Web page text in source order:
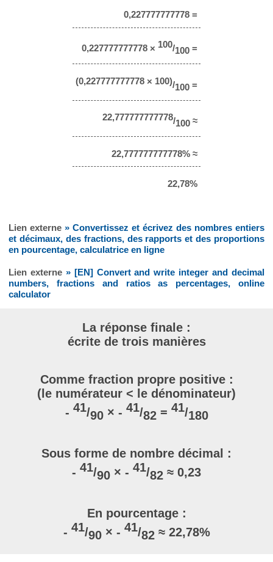
0,227777777778 =
0,227777777778 × 100/100 =
(0,227777777778 × 100)/100 =
22,777777777778/100 ≈
22,777777777778% ≈
22,78%
Lien externe » Convertissez et écrivez des nombres entiers
et décimaux, des fractions, des rapports et des proportions
en pourcentage, calculatrice en ligne
Lien externe » [EN] Convert and write integer and decimal
numbers, fractions and ratios as percentages, online
calculator
La réponse finale :
écrite de trois manières
Comme fraction propre positive :
(le numérateur < le dénominateur)
- 41/90× - 41/82 = 41/180
Sous forme de nombre décimal :
- 41/90 × - 41/82 ≈ 0,23
En pourcentage :
- 41/90× - 41/82 ≈ 22,78%